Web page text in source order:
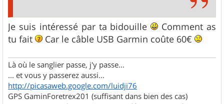
Je suis intéressé par ta bidouille
Comment as
tu fait
Car le câble USB Garmin coûte 60€
Là où le sanglier passe, j'y passe...
... et vous y passerez aussi...
http://picasaweb.google.com/luidji76
GPS GaminForetrex201 (suffisant dans bien des cas)